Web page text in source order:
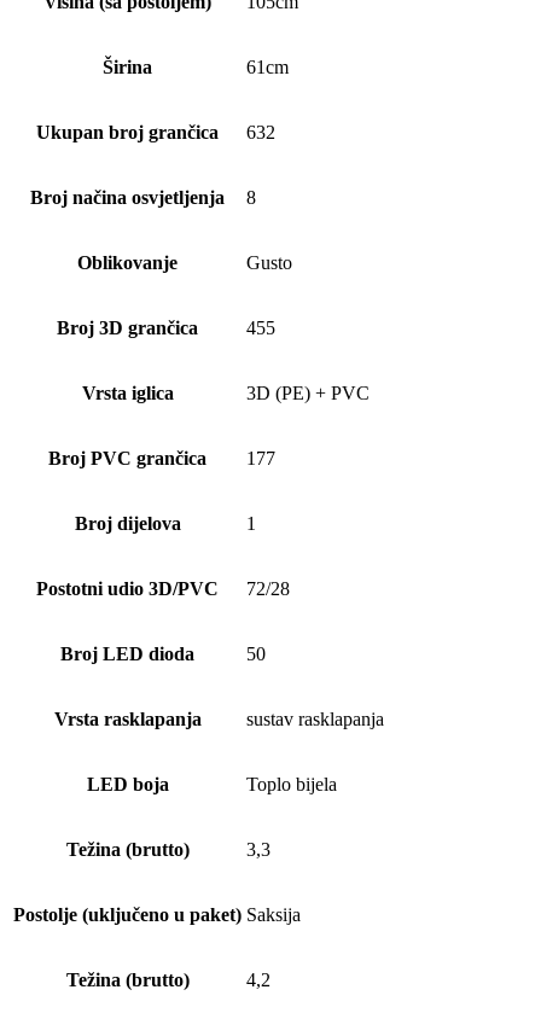
Širina 61cm
Ukupan broj grančica 632
Broj načina osvjetljenja 8
Oblikovanje Gusto
Broj 3D grančica 455
Vrsta iglica 3D (PE) + PVC
Broj PVC grančica 177
Broj dijelova 1
Postotni udio 3D/PVC 72/28
Broj LED dioda 50
Vrsta rasklapanja sustav rasklapanja
LED boja Toplo bijela
Težina (brutto) 3,3
Postolje (uključeno u paket) Saksija
Težina (brutto) 4,2